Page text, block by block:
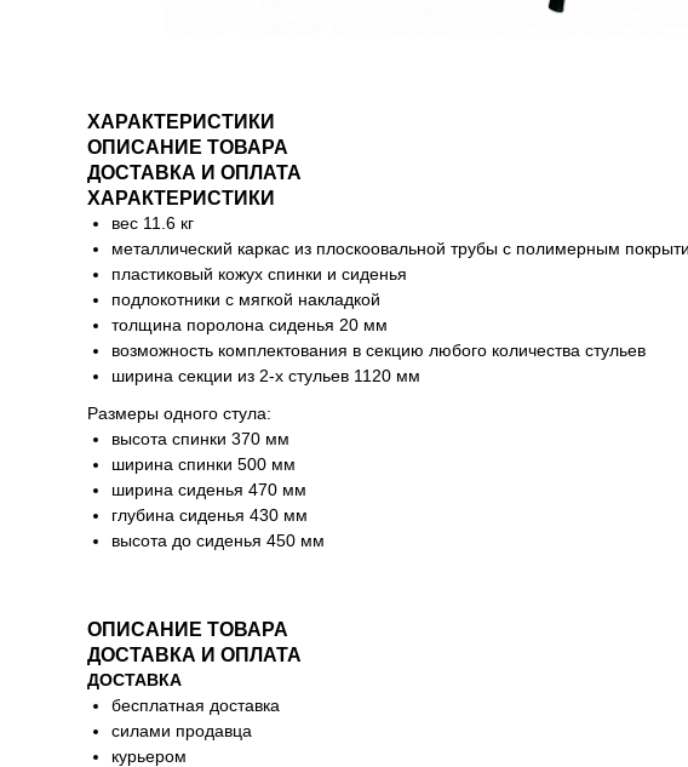
ХАРАКТЕРИСТИКИ
ОПИСАНИЕ ТОВАРА
ДОСТАВКА И ОПЛАТА
ХАРАКТЕРИСТИКИ
вес 11.6 кг
металлический каркас из плоскоовальной трубы с полимерным
пластиковый кожух спинки и сиденья
подлокотники с мягкой накладкой
толщина поролона сиденья 20 мм
возможность комплектования в секцию любого количества стульев
ширина секции из 2-х стульев 1120 мм
Размеры одного стула:
высота спинки 370 мм
ширина спинки 500 мм
ширина сиденья 470 мм
глубина сиденья 430 мм
высота до сиденья 450 мм
ОПИСАНИЕ ТОВАРА
ДОСТАВКА И ОПЛАТА
ДОСТАВКА
бесплатная доставка
силами продавца
курьером